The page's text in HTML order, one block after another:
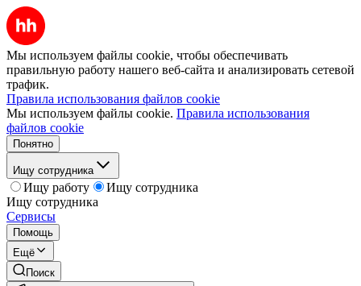
Мы используем файлы cookie, чтобы обеспечивать
правильную работу нашего веб-сайта и анализировать сетевой
трафик.
Правила использования файлов cookie
Мы используем файлы cookie. Правила использования
файлов cookie
Понятно
Ищу сотрудника
Ищу работу
Ищу сотрудника
Ищу сотрудника
Сервисы
Помощь
Ещё
Поиск